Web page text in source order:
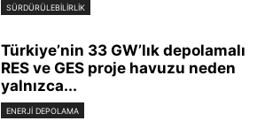
SÜRDÜRÜLEBILIRLIK
Türkiye’nin 33 GW’lık depolamalı
RES ve GES proje havuzu neden
yalnızca...
ENERJI DEPOLAMA